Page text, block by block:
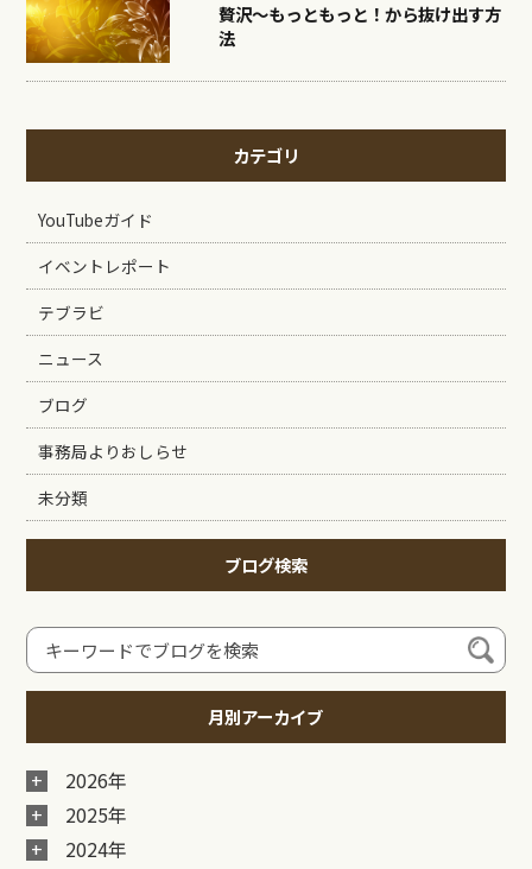
贅沢〜もっともっと！から抜け出す方
法
カテゴリ
YouTubeガイド
イベントレポート
テブラビ
ニュース
ブログ
事務局よりおしらせ
未分類
ブログ検索
月別アーカイブ
2026年
2025年
2024年